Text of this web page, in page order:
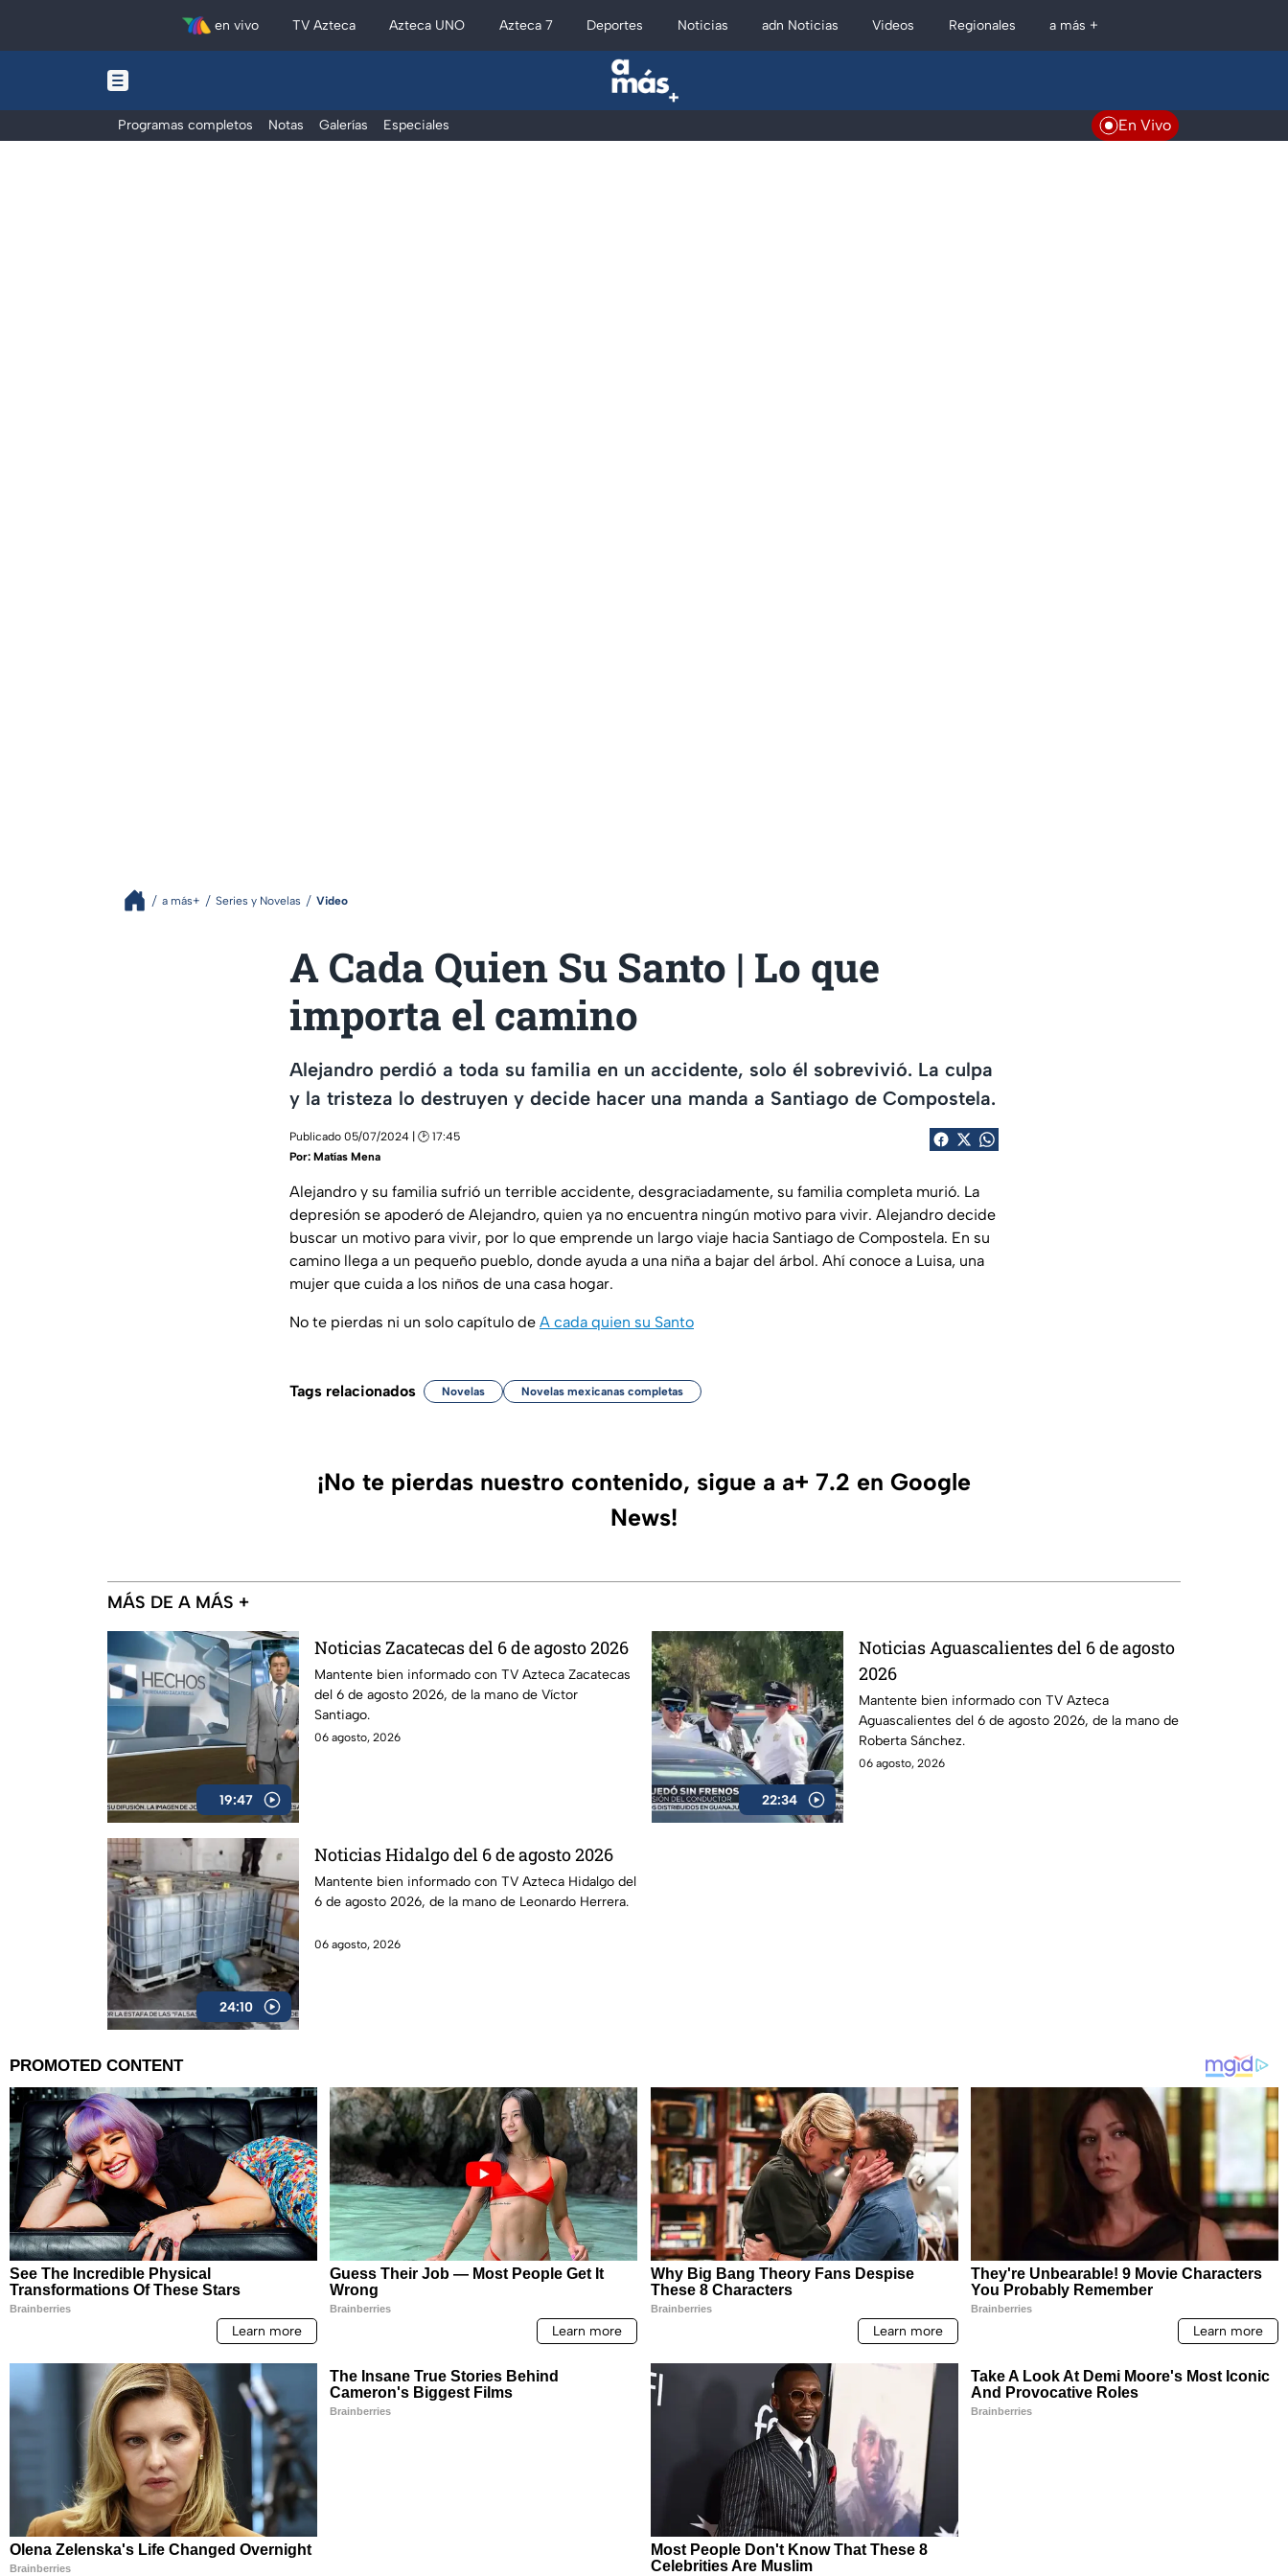
en vivo TV Azteca Azteca UNO Azteca 7 Deportes Noticias adn Noticias Videos Regionales a más +
Programas completos Notas Galerías Especiales En Vivo
a más+ Series y Novelas Video
A Cada Quien Su Santo | Lo que
importa el camino
Alejandro perdió a toda su familia en un accidente, solo él sobrevivió. La culpa
y la tristeza lo destruyen y decide hacer una manda a Santiago de Compostela.
Publicado 05/07/2024 | 🕑 17:45
Por: Matías Mena
Alejandro y su familia sufrió un terrible accidente, desgraciadamente, su familia completa murió. La
depresión se apoderó de Alejandro, quien ya no encuentra ningún motivo para vivir. Alejandro decide
buscar un motivo para vivir, por lo que emprende un largo viaje hacia Santiago de Compostela. En su
camino llega a un pequeño pueblo, donde ayuda a una niña a bajar del árbol. Ahí conoce a Luisa, una
mujer que cuida a los niños de una casa hogar.
No te pierdas ni un solo capítulo de A cada quien su Santo
Tags relacionados Novelas Novelas mexicanas completas
¡No te pierdas nuestro contenido, sigue a a+ 7.2 en Google
News!
MÁS DE A MÁS +
19:47
Noticias Zacatecas del 6 de agosto 2026
Mantente bien informado con TV Azteca Zacatecas
del 6 de agosto 2026, de la mano de Víctor
Santiago.
06 agosto, 2026
22:34
Noticias Aguascalientes del 6 de agosto
2026
Mantente bien informado con TV Azteca
Aguascalientes del 6 de agosto 2026, de la mano de
Roberta Sánchez.
06 agosto, 2026
24:10
Noticias Hidalgo del 6 de agosto 2026
Mantente bien informado con TV Azteca Hidalgo del
6 de agosto 2026, de la mano de Leonardo Herrera.
06 agosto, 2026